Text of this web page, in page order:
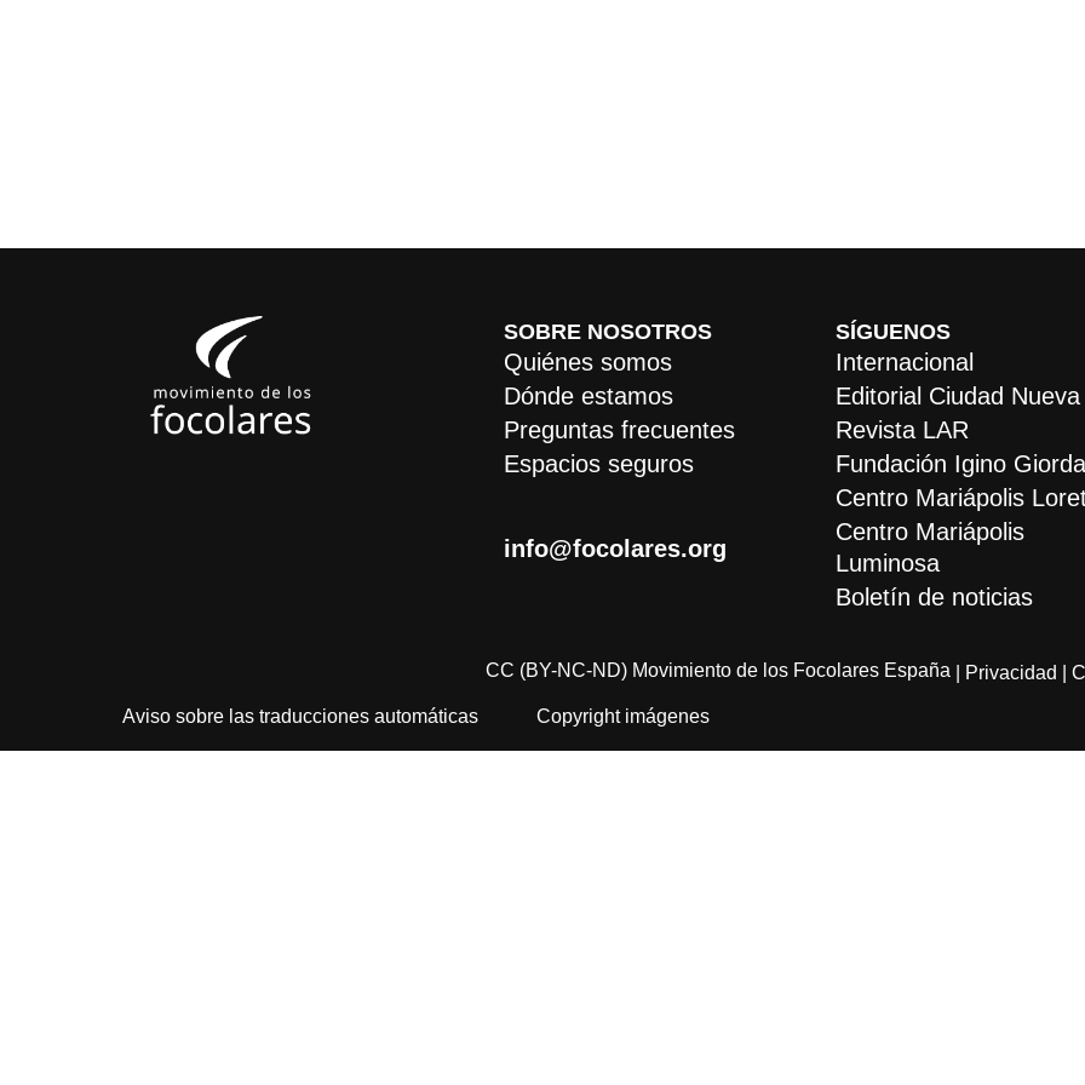
SOBRE NOSOTROS
Quiénes somos
Dónde estamos
Preguntas frecuentes
Espacios seguros
info@focolares.org
SÍGUENOS
Internacional
Editorial Ciudad Nueva
Revista LAR
Fundación Igino
Centro Mariápolis
Centro Mariápolis
Luminosa
Boletín de noticias
CC (BY-NC-ND) Movimiento de los Focolares España | Privacidad |
Aviso sobre las traducciones automáticas Copyright imágenes